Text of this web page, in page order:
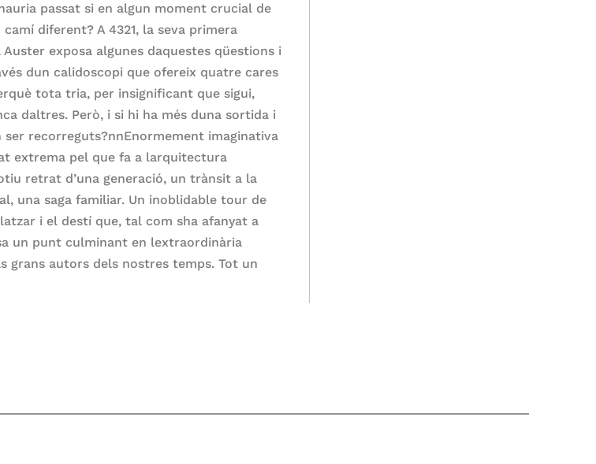
passat si en algun moment crucial de
diferent? A 4321, la seva primera
Auster exposa algunes daquestes qüestions i
dun calidoscopi que ofereix quatre cares
tota tria, per insignificant que sigui,
daltres. Però, i si hi ha més duna sortida i
recorreguts?nnEnormement imaginativa
extrema pel que fa a larquitectura
retrat d’una generació, un trànsit a la
una saga familiar. Un inoblidable tour de
i el destí que, tal com sha afanyat a
un punt culminant en lextraordinària
grans autors dels nostres temps. Tot un